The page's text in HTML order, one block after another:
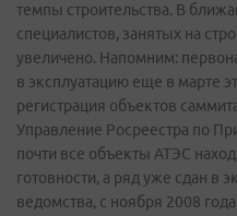
темпы строительства. В
специалистов, занятых на
увеличено. Напомним:
в эксплуатацию еще в марте
регистрация объектов
Управление Росреестра по
почти все объекты АТЭС
готовности, а ряд уже сдан в
ведомства, с ноября 2008